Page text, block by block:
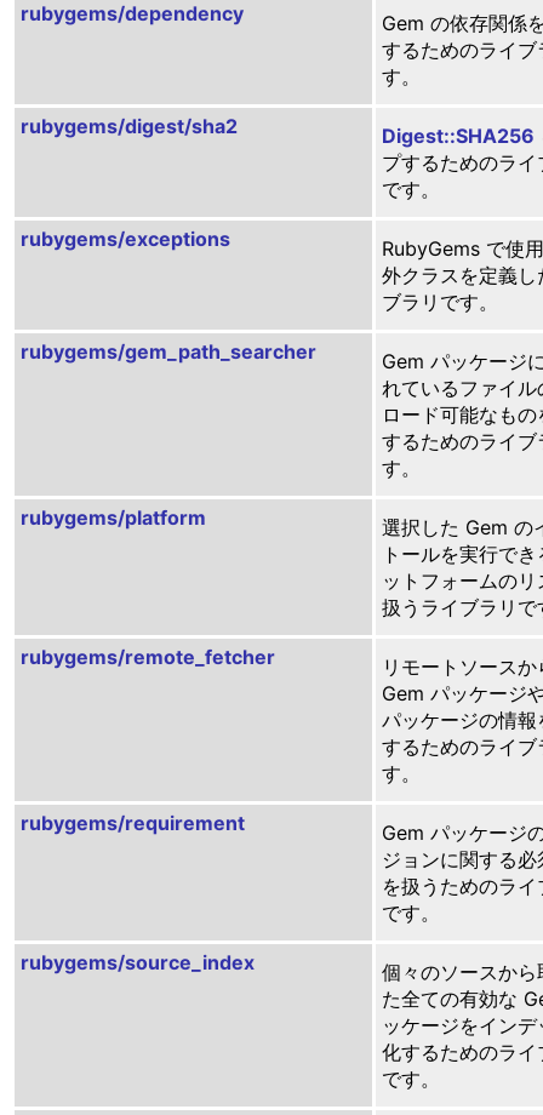
rubygems/dependency
Gem の依存関係
するためのライブ
す。
rubygems/digest/sha2 Digest::SHA256
プするためのライ
です。
rubygems/exceptions
RubyGems で使
外クラスを定義し
ブラリです。
rubygems/gem_path_searcher
Gem パッケージ
れているファイル
ロード可能なもの
するためのライブ
す。
rubygems/platform
選択した Gem の
トールを実行で
ットフォームのリ
扱うライブラリで
rubygems/remote_fetcher
リモートソースか
Gem パッケージ
パッケージの情報
するためのライブ
す。
rubygems/requirement
Gem パッケージ
ジョンに関する必
を扱うためのライ
です。
rubygems/source_index
個々のソースから
た全ての有効な
ッケージをインデ
化するためのライ
です。